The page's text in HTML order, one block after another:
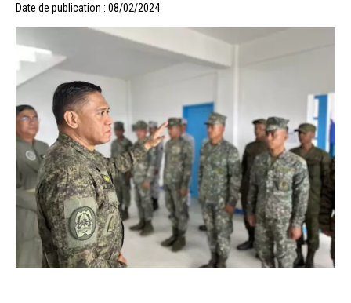
Date de publication : 08/02/2024